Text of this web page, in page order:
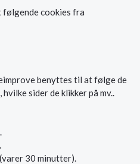
cookies fra
benyttes til at følge de
sider de klikker på mv..
(varer 30 minutter).